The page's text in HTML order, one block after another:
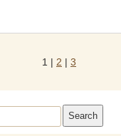
1 | 2 | 3
Search